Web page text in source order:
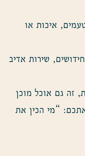
איכות או
שירות אדיב
זה גם אוכל מוכן
“מי הכין את